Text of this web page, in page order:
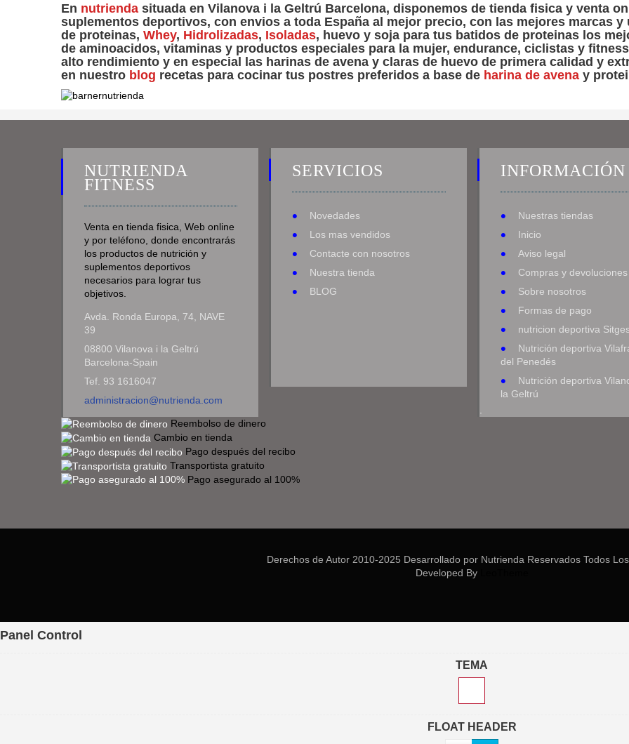
En nutrienda situada en Vilanova i la Geltrú Barcelona, disponemos de tienda fisica y venta
suplementos deportivos, con envios a toda España al mejor precio, con las mejores marcas
de proteinas, Whey, Hidrolizadas, Isoladas, huevo y soja para tus batidos de proteinas los
de aminoacidos, vitaminas y productos especiales para la mujer, endurance, ciclistas y
alto rendimiento y en especial las harinas de avena y claras de huevo de primera calidad y
en nuestro blog recetas para cocinar tus postres preferidos a base de harina de avena y
NUTRIENDA
FITNESS
Venta en tienda fisica, Web online
y por teléfono, donde encontrarás
los productos de nutrición y
suplementos deportivos
necesarios para lograr tus
objetivos.
Avda. Ronda Europa, 74, NAVE
39
08800 Vilanova i la Geltrú
Barcelona-Spain
Tef. 93 1616047
administracion@nutrienda.com
SERVICIOS
Novedades
Los mas vendidos
Contacte con nosotros
Nuestra tienda
BLOG
INFORMACIÓN
Nuestras tiendas
Inicio
Aviso legal
Compras y devoluciones
Sobre nosotros
Formas de pago
nutricion deportiva
Nutrición deportiva
del Penedés
Nutrición deportiva
la Geltrú
.
Reembolso de dinero
Cambio en tienda
Pago después del recibo
Transportista gratuito
Pago asegurado al 100%
Derechos de Autor 2010-2025 Desarrollado por Nutrienda Reservados Todos
Developed By
Panel Control
TEMA
FLOAT HEADER